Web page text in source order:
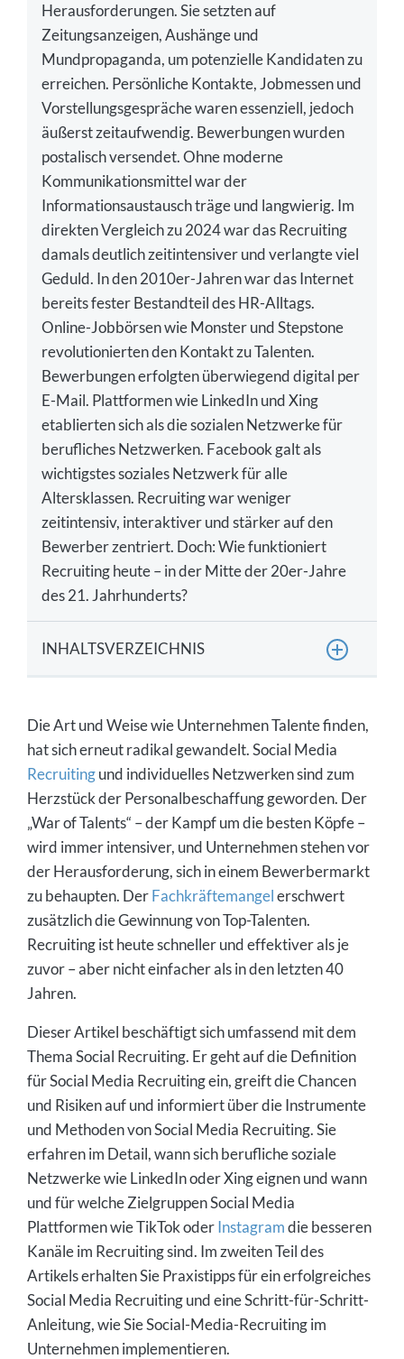
Herausforderungen. Sie setzten auf
Zeitungsanzeigen, Aushänge und
Mundpropaganda, um potenzielle Kandidaten zu
erreichen. Persönliche Kontakte, Jobmessen und
Vorstellungsgespräche waren essenziell, jedoch
äußerst zeitaufwendig. Bewerbungen wurden
postalisch versendet. Ohne moderne
Kommunikationsmittel war der
Informationsaustausch träge und langwierig. Im
direkten Vergleich zu 2024 war das Recruiting
damals deutlich zeitintensiver und verlangte viel
Geduld. In den 2010er-Jahren war das Internet
bereits fester Bestandteil des HR-Alltags.
Online-Jobbörsen wie Monster und Stepstone
revolutionierten den Kontakt zu Talenten.
Bewerbungen erfolgten überwiegend digital per
E-Mail. Plattformen wie LinkedIn und Xing
etablierten sich als die sozialen Netzwerke für
berufliches Netzwerken. Facebook galt als
wichtigstes soziales Netzwerk für alle
Altersklassen. Recruiting war weniger
zeitintensiv, interaktiver und stärker auf den
Bewerber zentriert. Doch: Wie funktioniert
Recruiting heute – in der Mitte der 20er-Jahre
des 21. Jahrhunderts?
INHALTSVERZEICHNIS
Statistiken: Welche Bedeutung hat Social Media
Recruiting?
Welche Chancen und Vorteile liegen in Social
Media Recruiting?
Risiken und Nachteile von Social Media
Recruiting
Media Recruiting
Überblick über die Kanäle beim Social Media
Wie überzeugen Sie Bewerber wirklich?
10 Tipps für ein erfolgreiches Social Media
In 8 Schritten zum Social Media Recruiting
Vergleich Social Media Recruiting vs. klassische
Recruiting-Methoden
Zusammenfassung: Social Media Recruiting wird
unverzichtbar
Häufig gestellte Fragen zum Thema Social Media
Die Art und Weise wie Unternehmen Talente finden,
hat sich erneut radikal gewandelt. Social Media
Recruitingund individuelles Netzwerken sind zum
Herzstück der Personalbeschaffung geworden. Der
„War of Talents“ – der Kampf um die besten Köpfe –
wird immer intensiver, und Unternehmen stehen vor
der Herausforderung, sich in einem Bewerbermarkt
zu behaupten. DerFachkräftemangelerschwert
zusätzlich die Gewinnung von Top-Talenten.
Recruiting ist heute schneller und effektiver als je
zuvor – aber nicht einfacher als in den letzten 40
Jahren.
Dieser Artikel beschäftigt sich umfassend mit dem
Thema Social Recruiting. Er geht auf die Definition
für Social Media Recruiting ein, greift die Chancen
und Risiken auf und informiert über die Instrumente
und Methoden von Social Media Recruiting. Sie
erfahren im Detail, wann sich berufliche soziale
Netzwerke wie LinkedIn oder Xing eignen und wann
und für welche Zielgruppen Social Media
Plattformen wie TikTok oderInstagramdie besseren
Kanäle im Recruiting sind. Im zweiten Teil des
Artikels erhalten Sie Praxistipps für ein erfolgreiches
Social Media Recruiting und eine Schritt-für-Schritt-
Anleitung, wie Sie Social-Media-Recruiting im
Unternehmen implementieren.